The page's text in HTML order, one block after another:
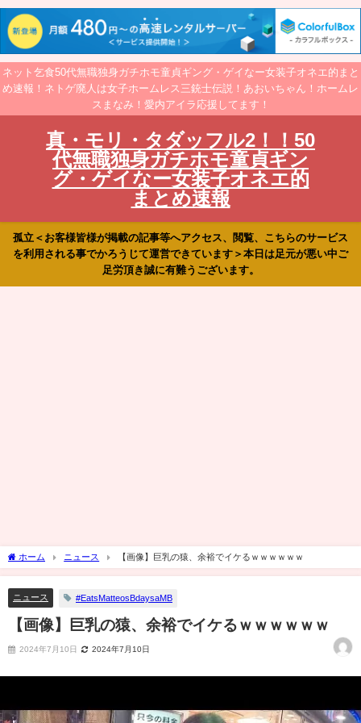
ネット乞食50代無職独身ガチホモ童貞ギング・ゲイなー女装子オネエ的まと
め速報！ネトゲ廃人は女子ホームレス三銃士伝説！あおいちゃん！ホームレ
スまなみ！愛内アイラ応援してます！
真・モリ・タダッフル2！！50
代無職独身ガチホモ童貞ギン
グ・ゲイなー女装子オネエ的
まとめ速報
孤立＜お客様皆様が掲載の記事等へアクセス、閲覧、こちらのサービス
を利用される事でかろうじて運営できています＞本日は足元が悪い中ご
足労頂き誠に有難うございます。
ホーム ニュース 【画像】巨乳の猿、余裕でイケるｗｗｗｗｗｗ
ニュース #EatsMatteosBdaysaMB
【画像】巨乳の猿、余裕でイケるｗｗｗｗｗｗ
2024年7月10日 2024年7月10日